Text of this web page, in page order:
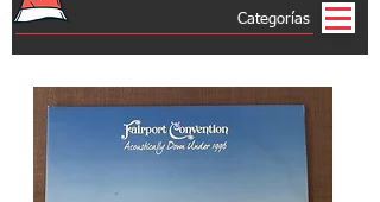
Categorías